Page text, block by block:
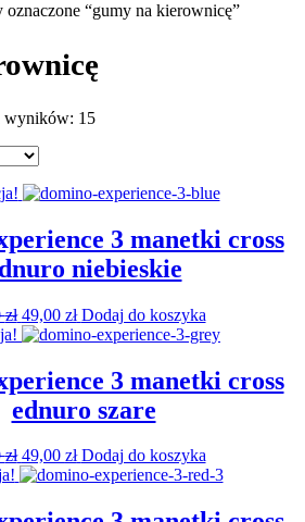
oznaczone “gumy na kierownicę”
wyników: 15
3 manetki cross
niebieskie
zł Pierwotna
cena
79,00 zł.
49,00 złAktualna
cena
49,00 zł.
Dodaj do koszyka
3 manetki cross
ednuro szare
zł Pierwotna
cena
79,00 zł.
49,00 złAktualna
cena
49,00 zł.
Dodaj do koszyka